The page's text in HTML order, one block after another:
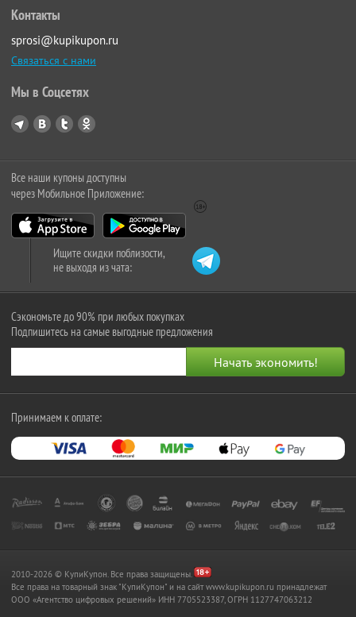
Контакты
sprosi@kupikupon.ru
Связаться с нами
Мы в Соцсетях
Все наши купоны доступны
через Мобильное Приложение:
Ищите скидки поблизости,
не выходя из чата:
Сэкономьте до 90% при любых покупках
Подпишитесь на самые выгодные предложения
Принимаем к оплате:
2010-2026 © КупиКупон. Все права защищены.
Все права на товарный знак "КупиКупон" и на сайт www.kupikupon.ru принадлежат
OOO «Агентство цифровых решений» ИНН 7705523387, ОГРН 1127747063212